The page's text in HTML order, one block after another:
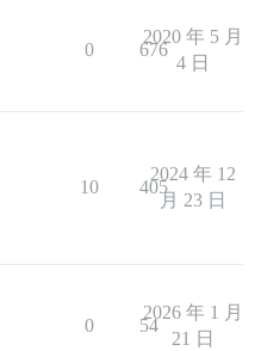
0 676
2020 年 5 月
4 日
10 405
2024 年 12
月 23 日
0 54
2026 年 1 月
21 日